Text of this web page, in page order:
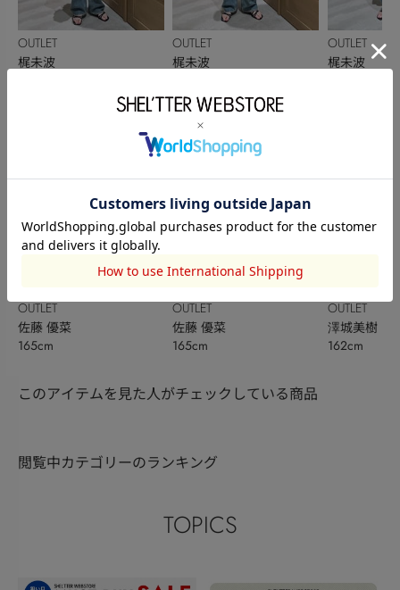
OUTLET
梶未波
OUTLET
佐藤 優菜
165cm
OUTLET
梶未波
OUTLET
佐藤 優菜
165cm
OUTLET
梶未波
OUTLET
澤城美樹
162cm
このアイテムを見た人がチェックしている商品
閲覧中カテゴリーのランキング
TOPICS